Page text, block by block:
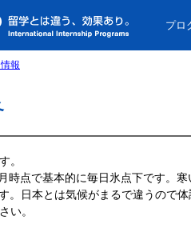
プロ
報
。
時点で基本的に毎日氷点下です。
。日本とは気候がまるで違うので
い。